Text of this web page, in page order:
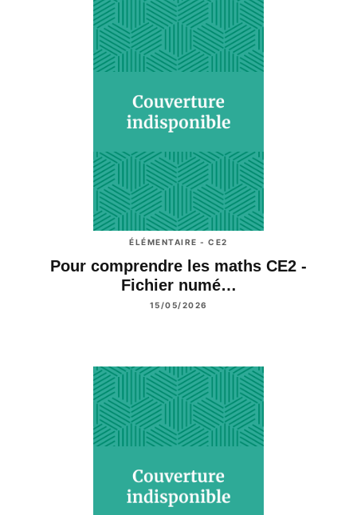
ÉLÉMENTAIRE - CE2
Pour comprendre les maths CE2 -
Fichier numé…
15/05/2026